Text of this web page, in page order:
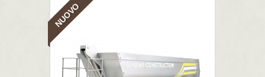
NUOVO